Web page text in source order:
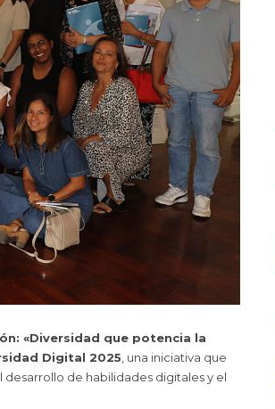
«Diversidad que potencia la
Digital 2025 , una iniciativa que
de habilidades digitales y el